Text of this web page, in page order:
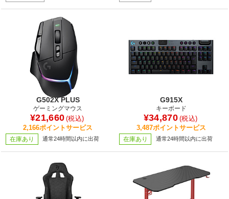
G502X PLUS
ゲーミングマウス
¥21,660 (税込)
2,166ポイントサービス
在庫あり 通常24時間以内に出荷
G915X
キーボード
¥34,870 (税込)
3,487ポイントサービス
在庫あり 通常24時間以内に出荷